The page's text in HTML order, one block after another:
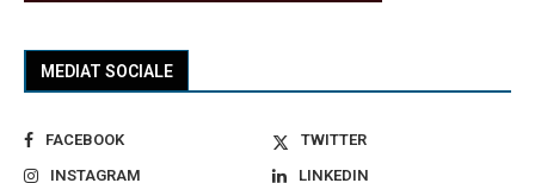
MEDIAT SOCIALE
FACEBOOK
TWITTER
INSTAGRAM
LINKEDIN